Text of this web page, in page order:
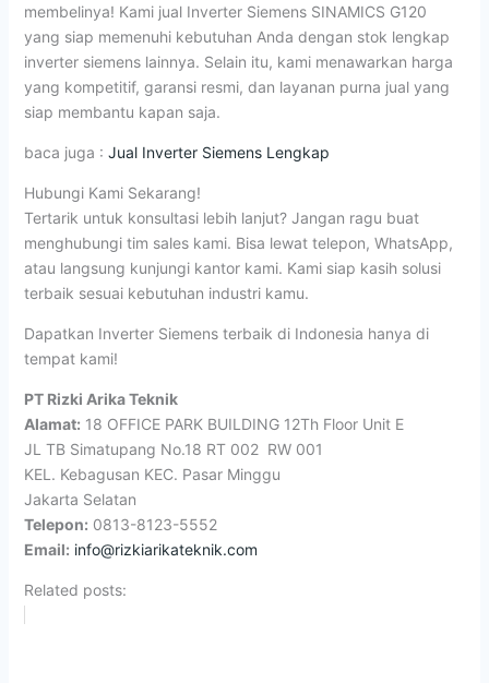
membelinya! Kami jual Inverter Siemens SINAMICS G120
yang siap memenuhi kebutuhan Anda dengan stok lengkap
inverter siemens lainnya. Selain itu, kami menawarkan harga
yang kompetitif, garansi resmi, dan layanan purna jual yang
siap membantu kapan saja.
baca juga : Jual Inverter Siemens Lengkap
Hubungi Kami Sekarang!
Tertarik untuk konsultasi lebih lanjut? Jangan ragu buat
menghubungi tim sales kami. Bisa lewat telepon, WhatsApp,
atau langsung kunjungi kantor kami. Kami siap kasih solusi
terbaik sesuai kebutuhan industri kamu.
Dapatkan Inverter Siemens terbaik di Indonesia hanya di
tempat kami!
PT Rizki Arika Teknik
Alamat: 18 OFFICE PARK BUILDING 12Th Floor Unit E
JL TB Simatupang No.18 RT 002 RW 001
KEL. Kebagusan KEC. Pasar Minggu
Jakarta Selatan
Telepon: 0813-8123-5552
Email: info@rizkiarikateknik.com
Related posts: